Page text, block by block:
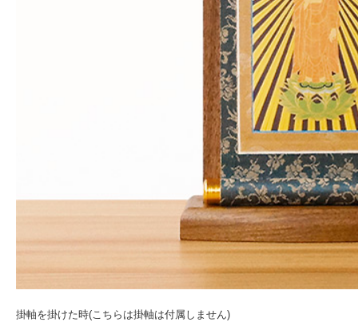
掛軸を掛けた時(こちらは掛軸は付属しません)